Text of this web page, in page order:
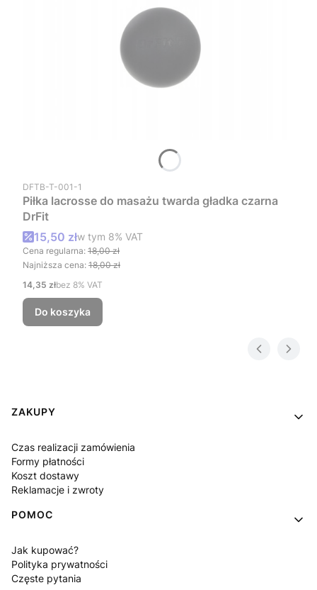
Kod produktu
DFTB-T-001-1
Piłka lacrosse do masażu twarda gładka czarna
DrFit
Cena promocyjna brutto
15,50 złw tym %s VAT
w tym 8% VAT
Cena regularna: 18,00 zł
Najniższa cena: 18,00 zł
Cena netto
14,35 złbez 8% VAT
Do koszyka
Linki w stopce
ZAKUPY
Czas realizacji zamówienia
Formy płatności
Koszt dostawy
Reklamacje i zwroty
POMOC
Jak kupować?
Polityka prywatności
Częste pytania